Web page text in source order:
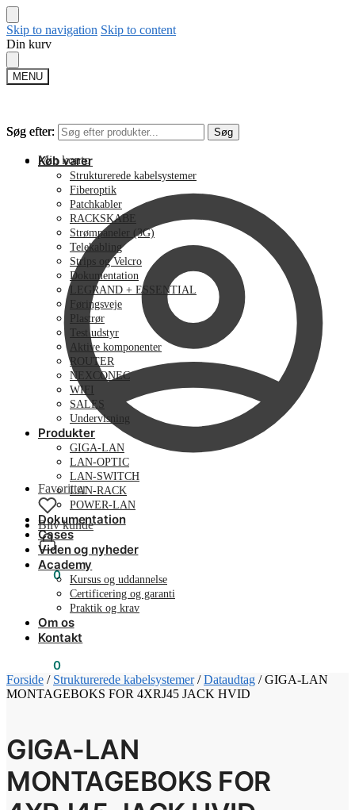
Skip to navigation Skip to content
Din kurv
MENU
Søg efter: Søg
Min konto
Favoritter
Bliv kunde
kr. 0
Søg efter: Søg
Køb varer
Strukturerede kabelsystemer
Fiberoptik
Patchkabler
RACKSKABE
Strømpaneler (3G)
Telekabling
Strips og Velcro
Dokumentation
LEGRAND + ESSENTIAL
Føringsveje
Plastrør
Test udstyr
Aktive komponenter
ROUTER
NEXCONEC
WIFI
SALES
Undervisning
Produkter
GIGA-LAN
LAN-OPTIC
LAN-SWITCH
LAN-RACK
POWER-LAN
Dokumentation
Cases
Viden og nyheder
Academy
Kursus og uddannelse
Certificering og garanti
Praktik og krav
Om os
Kontakt
0
Forside / Strukturerede kabelsystemer/Dataudtag /GIGA-LAN
MONTAGEBOKS FOR 4XRJ45 JACK HVID
GIGA-LAN
MONTAGEBOKS FOR